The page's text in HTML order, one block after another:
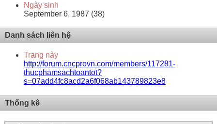
Ngày sinh
September 6, 1987 (38)
Danh sách liên hệ
Trang này
http://forum.cncprovn.com/members/117281-
thucphamsachtoantot?
s=07add4fc8acd2a6f068ab143789823e8
Thống kê